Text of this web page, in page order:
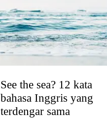
See the sea? 12 kata
bahasa Inggris yang
terdengar sama